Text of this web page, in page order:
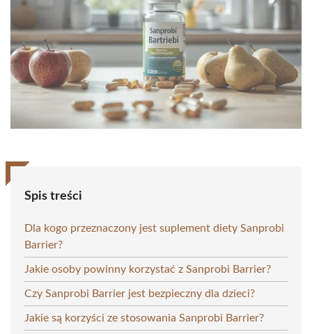
Spis treści
Dla kogo przeznaczony jest suplement diety Sanprobi
Barrier?
Jakie osoby powinny korzystać z Sanprobi Barrier?
Czy Sanprobi Barrier jest bezpieczny dla dzieci?
Jakie są korzyści ze stosowania Sanprobi Barrier?